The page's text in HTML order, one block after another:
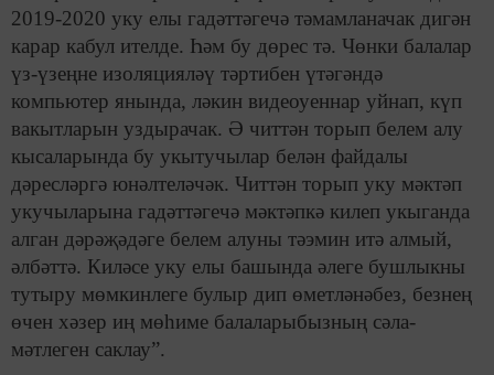
2019-2020 уку елы гадәттәгечә тәмамланачак дигән
карар кабул ителде. Һәм бу дөрес тә. Чөнки балалар
үз-үзеңне изоляцияләү тәртибен үтәгәндә
компьютер янында, ләкин видеоуеннар уйнап, күп
вакытларын уздырачак. Ә читтән торып белем алу
кысаларында бу укытучылар белән файдалы
дәресләргә юнәлтеләчәк. Читтән торып­ уку мәктәп
укучыларына га­дәттәгечә мәктәпкә килеп укыганда
алган дәрәҗәдәге белем алуны тәэмин итә алмый,
әлбәттә. Киләсе уку елы башында әлеге бушлыкны
туты­ру мөмкинлеге булыр дип өмет­ләнәбез, безнең
өчен хәзер иң мөһиме балаларыбызның сәла­
мәтлеген саклау”.